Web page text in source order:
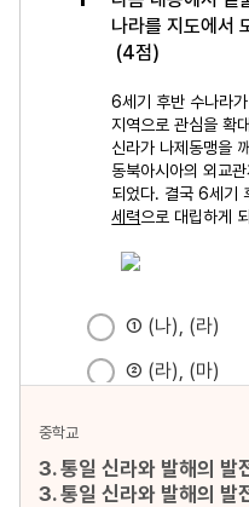
중학교
3. 통일 신라와 발해의
3. 통일 신라와 발해의 발